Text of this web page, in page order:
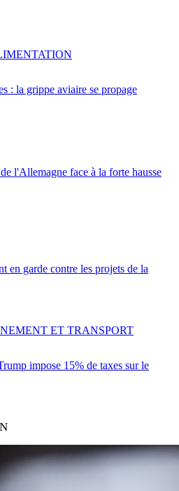
: la grippe aviaire se propage
l'Allemagne face à la forte hausse
en garde contre les projets de la
impose 15% de taxes sur le
ET TRANSPORT